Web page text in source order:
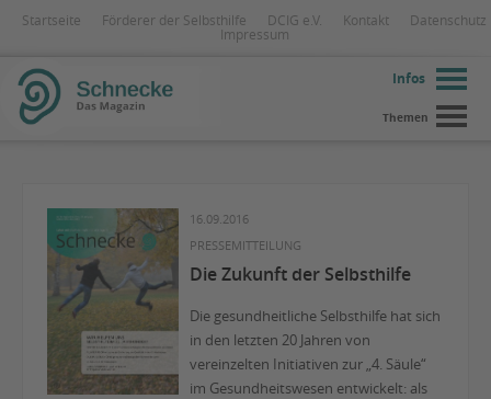
Startseite Förderer der Selbsthilfe DCIG e.V. Kontakt
Datenschutz
Impressum
Infos
Themen
16.09.2016
PRESSEMITTEILUNG
Die Zukunft der Selbsthilfe
Die gesundheitliche Selbsthilfe hat sich
in den letzten 20 Jahren von
vereinzelten Initiativen zur „4. Säule“
im Gesundheitswesen entwickelt: als